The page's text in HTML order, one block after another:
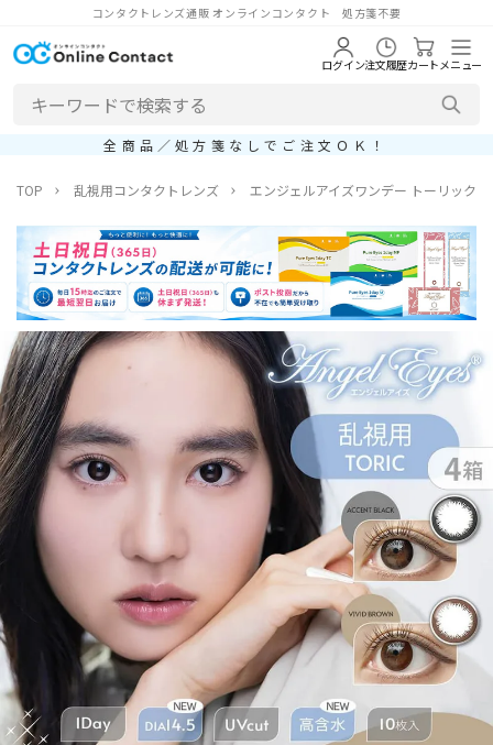
コンタクトレンズ通販 オンラインコンタクト 処方箋不要
ログイン注文履歴カートメニュー
全商品／処方箋なしでご注文ＯＫ！
TOP 乱視用コンタクトレンズ エンジェルアイズワンデー トーリック